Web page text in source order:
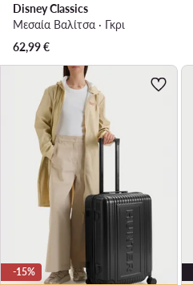
Disney Classics
Μεσαία Βαλίτσα · Γκρι
62,99€
-15%